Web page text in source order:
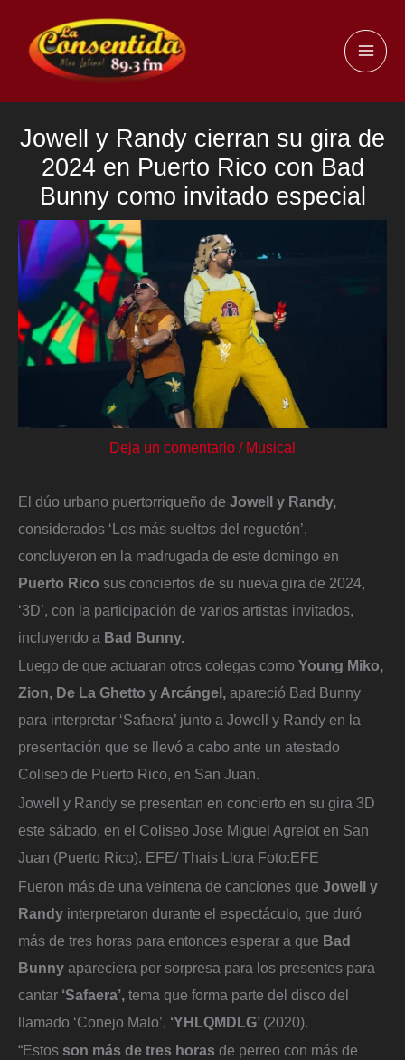
contenido
Jowell y Randy cierran su gira de
2024 en Puerto Rico con Bad
Bunny como invitado especial
Deja un comentario / Musical
El dúo urbano puertorriqueño de Jowell y Randy,
considerados ‘Los más sueltos del reguetón’,
concluyeron en la madrugada de este domingo en
Puerto Rico sus conciertos de su nueva gira de 2024,
‘3D’, con la participación de varios artistas invitados,
incluyendo a Bad Bunny.
Luego de que actuaran otros colegas como Young Miko,
Zion, De La Ghetto y Arcángel, apareció Bad Bunny
para interpretar ‘Safaera’ junto a Jowell y Randy en la
presentación que se llevó a cabo ante un atestado
Coliseo de Puerto Rico, en San Juan.
Jowell y Randy se presentan en concierto en su gira 3D
este sábado, en el Coliseo Jose Miguel Agrelot en San
Juan (Puerto Rico). EFE/ Thais Llora Foto:EFE
Fueron más de una veintena de canciones que Jowell y
Randy interpretaron durante el espectáculo, que duró
más de tres horas para entonces esperar a que Bad
Bunny apareciera por sorpresa para los presentes para
cantar ‘Safaera’, tema que forma parte del disco del
llamado ‘Conejo Malo’, ‘YHLQMDLG’ (2020).
“Estos son más de tres horas de perreo con más de